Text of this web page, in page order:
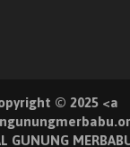
© 2025 <a
GUNUNG